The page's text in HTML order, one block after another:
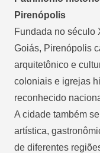
Pirenópolis
Fundada no século
Goiás, Pirenópolis
arquitetônico e
coloniais e igrejas
reconhecido
A cidade também
artística,
de diferentes